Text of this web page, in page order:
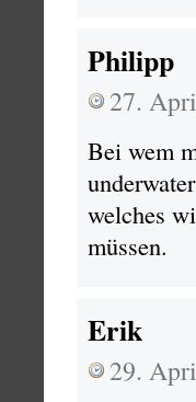
Philipp
27.
Bei wem
welches
müssen.
Erik
29.